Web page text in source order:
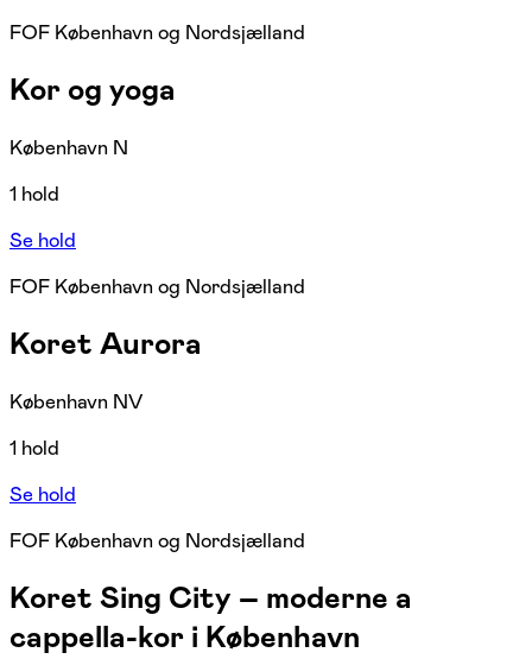
FOF København og Nordsjælland
Kor og yoga
København N
1 hold
Se hold
FOF København og Nordsjælland
Koret Aurora
København NV
1 hold
Se hold
FOF København og Nordsjælland
Koret Sing City – moderne a
cappella-kor i København